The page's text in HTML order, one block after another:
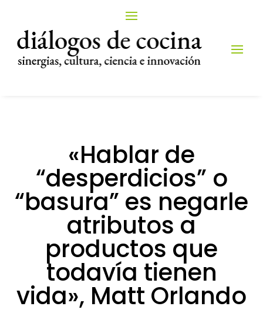
«Hablar de
“desperdicios” o
“basura” es negarle
atributos a
productos que
todavía tienen
vida», Matt Orlando